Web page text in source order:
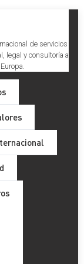
de servicios
legal y consultoría a